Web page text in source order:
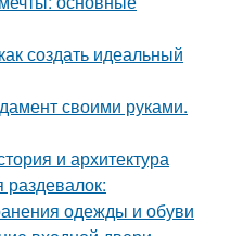
создать идеальный
своими руками.
и архитектура
одежды и обуви